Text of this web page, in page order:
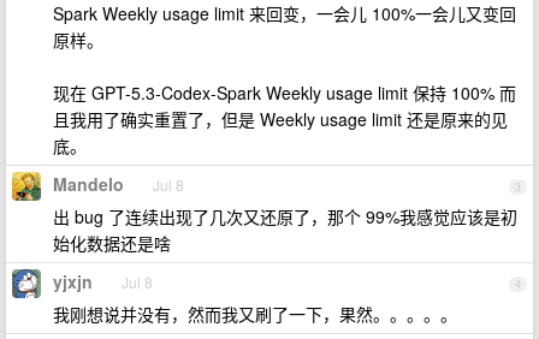
Spark Weekly usage limit 来回变，一会儿 100%一会儿又变回
原样。
现在 GPT-5.3-Codex-Spark Weekly usage limit 保持 100% 而
且我用了确实重置了，但是 Weekly usage limit 还是原来的见
底。
3
Mandelo Jul 8
出 bug 了连续出现了几次又还原了，那个 99%我感觉应该是初
始化数据还是啥
4
yjxjn Jul 8
我刚想说并没有，然而我又刷了一下，果然。。。。。